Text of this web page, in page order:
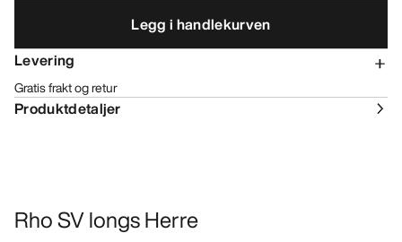
Legg i handlekurven
Levering
Gratis frakt og retur
Produktdetaljer
Rho SV longs Herre